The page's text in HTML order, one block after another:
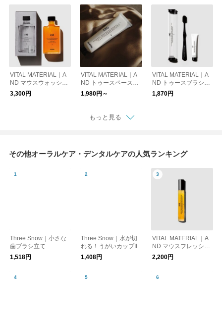
VITAL MATERIAL｜A
ND マウスウォッシュ
ハーブミント
3,300円
VITAL MATERIAL｜A
ND トゥースペースト
75g
1,980円～
VITAL MATERIAL｜A
ND トゥースブラシセ
ット ハーブミント
1,870円
もっと見る
その他オーラルケア・デンタルケアの人気ランキング
Three Snow｜小さな
歯ブラシ立て
1,518円
Three Snow｜水が切
れる！うがいカップII
1,408円
VITAL MATERIAL｜A
ND マウスフレッシュ
ナー HM
2,200円